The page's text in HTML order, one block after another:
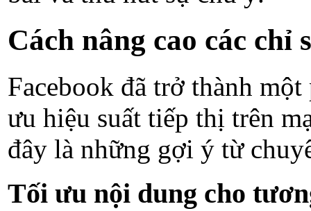
Cách nâng cao các chỉ
Facebook đã trở thành
ưu hiệu suất tiếp thị trên
đây là những gợi ý từ
Tối ưu nội dung cho